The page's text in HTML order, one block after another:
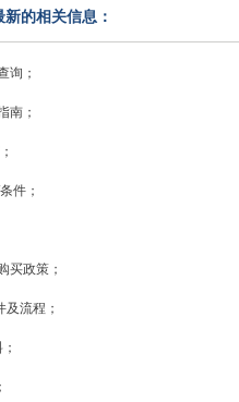
的相关信息：
询；
南；
件；
买政策；
流程；